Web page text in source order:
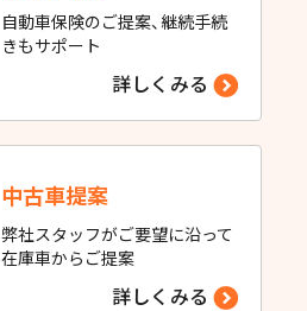
自動車保険のご提案、継続手続
きもサポート
詳しくみる
中古車提案
弊社スタッフがご要望に沿って
在庫車からご提案
詳しくみる